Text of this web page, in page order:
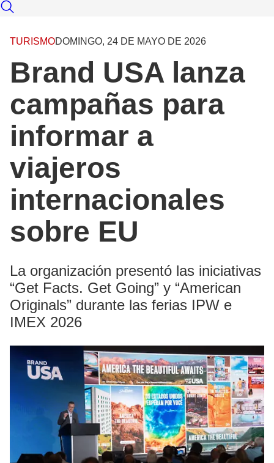
TURISMODOMINGO, 24 DE MAYO DE 2026
Brand USA lanza
campañas para
informar a
viajeros
internacionales
sobre EU
La organización presentó las iniciativas
“Get Facts. Get Going” y “American
Originals” durante las ferias IPW e
IMEX 2026